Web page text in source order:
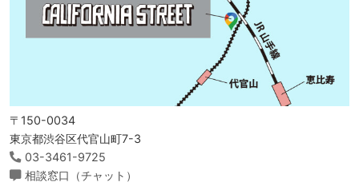
〒150-0034
東京都渋谷区代官山町7-3
03-3461-9725
相談窓口（チャット）